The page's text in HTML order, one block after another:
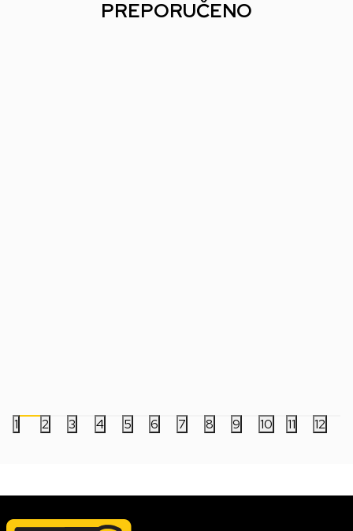
PREPORUČENO
1 2 3 4 5 6 7 8 9 10 11 12